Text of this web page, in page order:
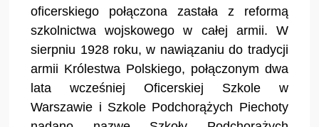
oficerskiego połączona zastała z reformą
szkolnictwa wojskowego w całej armii. W
sierpniu 1928 roku, w nawiązaniu do tradycji
armii Królestwa Polskiego, połączonym dwa
lata wcześniej Oficerskiej Szkole w
Warszawie i Szkole Podchorążych Piechoty